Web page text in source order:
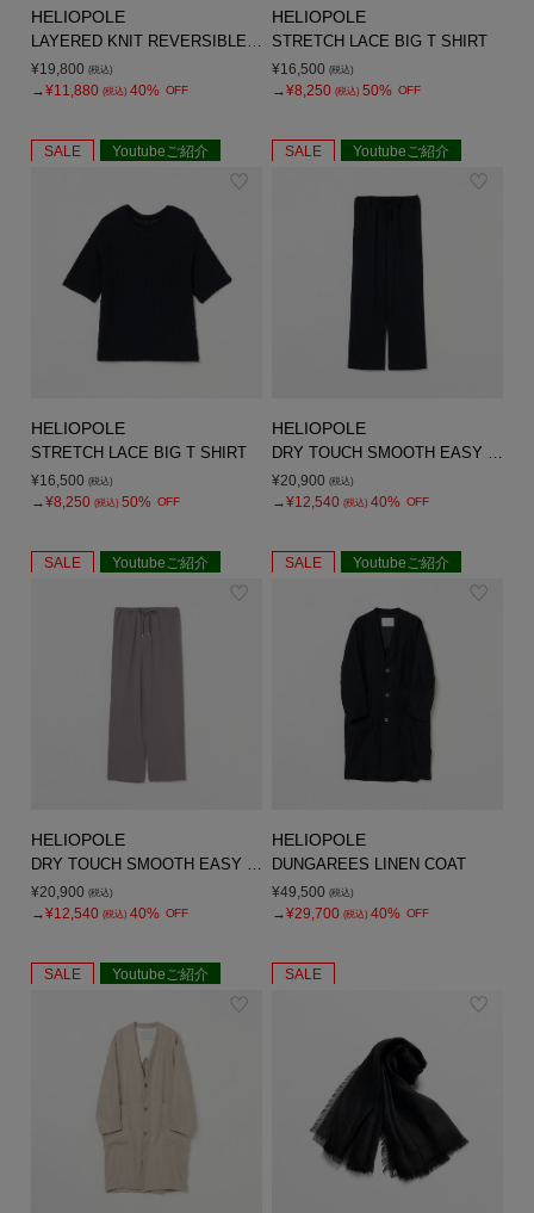
HELIOPOLE
¥19,800 (税込)
→¥11,880 (税込) 40% OFF
HELIOPOLE
STRETCH LACE BIG T SHIRT
¥16,500 (税込)
→¥8,250 (税込) 50% OFF
SALE Youtubeご紹介
HELIOPOLE
STRETCH LACE BIG T SHIRT
¥16,500 (税込)
→¥8,250 (税込) 50% OFF
SALE Youtubeご紹介
HELIOPOLE
¥20,900 (税込)
→¥12,540 (税込) 40% OFF
SALE Youtubeご紹介
HELIOPOLE
¥20,900 (税込)
→¥12,540 (税込) 40% OFF
SALE Youtubeご紹介
HELIOPOLE
DUNGAREES LINEN COAT
¥49,500 (税込)
→¥29,700 (税込) 40% OFF
SALE Youtubeご紹介 SALE